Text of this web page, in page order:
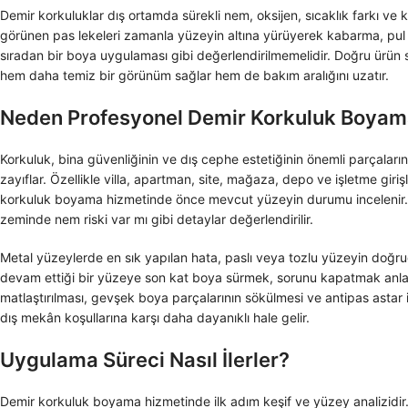
Demir korkuluklar dış ortamda sürekli nem, oksijen, sıcaklık farkı
görünen pas lekeleri zamanla yüzeyin altına yürüyerek kabarma,
sıradan bir boya uygulaması gibi değerlendirilmemelidir. Doğru ürün
hem daha temiz bir görünüm sağlar hem de bakım aralığını uzatır.
Neden Profesyonel Demir Korkuluk
Korkuluk, bina güvenliğinin ve dış cephe estetiğinin önemli
zayıflar. Özellikle villa, apartman, site, mağaza, depo ve işletme
korkuluk boyama hizmetinde önce mevcut yüzeyin durumu
zeminde nem riski var mı gibi detaylar değerlendirilir.
Metal yüzeylerde en sık yapılan hata, paslı veya tozlu yüzeyin
devam ettiği bir yüzeye son kat boya sürmek, sorunu kapatmak
matlaştırılması, gevşek boya parçalarının sökülmesi ve antipas
dış mekân koşullarına karşı daha dayanıklı hale gelir.
Uygulama Süreci Nasıl İlerler?
Demir korkuluk boyama hizmetinde ilk adım keşif ve yüzey